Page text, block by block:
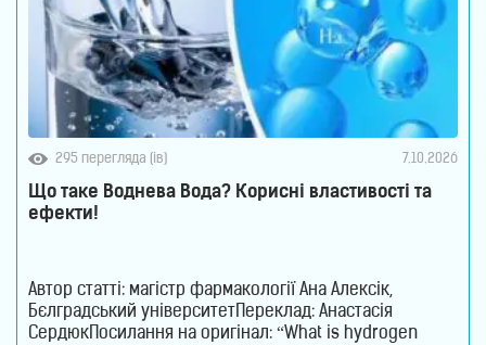
295 перегляда (ів) 7.10.2026
Що таке Воднева Вода? Корисні властивості та
ефекти!
Автор статті: магістр фармакології Ана Алексік,
Бєлградський університетПереклад: Анастасія
СердюкПосилання на оригінал: “What is hydrogen